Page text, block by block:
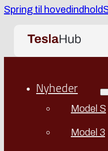
Spring til hovedindhold
Nyheder
Model S
Model 3